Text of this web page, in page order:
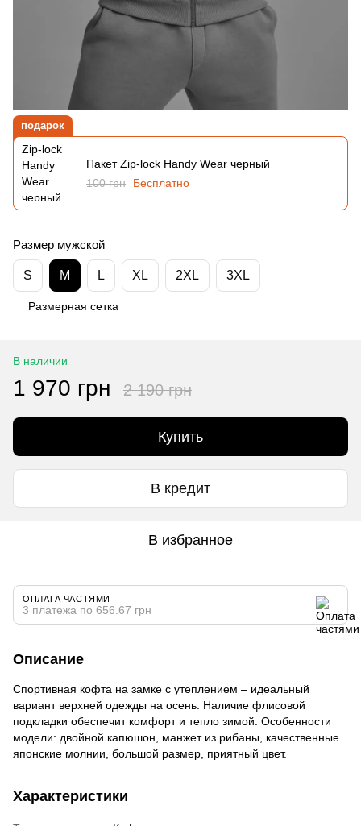
подарок
Пакет Zip-lock Handy Wear черный
100 грн
Бесплатно
Размер мужской
S M L XL 2XL 3XL
Размерная сетка
В наличии
1 970 грн 2 190 грн
Купить
В кредит
В избранное
ОПЛАТА ЧАСТЯМИ
3 платежа по 656.67 грн
Описание
Спортивная кофта на замке с утеплением – идеальный
вариант верхней одежды на осень. Наличие флисовой
подкладки обеспечит комфорт и тепло зимой. Особенности
модели: двойной капюшон, манжет из рибаны, качественные
японские молнии, большой размер, приятный цвет.
Характеристики